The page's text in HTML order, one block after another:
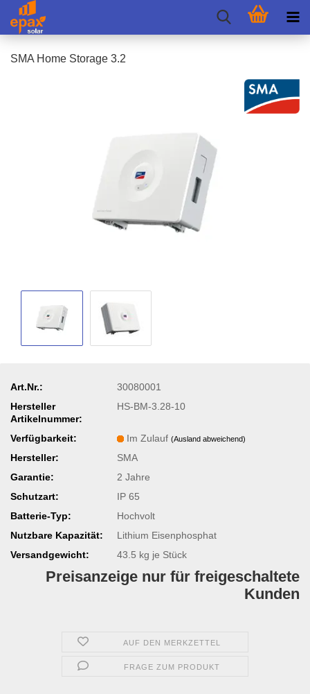
SMA Home Sto­rage 3.2
Art.Nr.:
30080001
Hersteller
Artikelnummer:
HS-BM-3.28-10
Verfügbarkeit: Im Zulauf (Ausland abweichend)
Hersteller:
SMA
Garantie:
2 Jahre
Schutzart:
IP 65
Batterie-Typ:
Hochvolt
Nutzbare Kapazität:
Lithium Eisenphosphat
Versandgewicht:
43.5 kg je Stück
Preisanzeige nur für freigeschaltete
Kunden
AUF DEN MERKZETTEL
FRAGE ZUM PRODUKT